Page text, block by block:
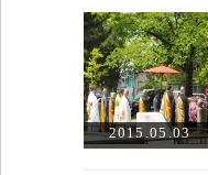
2015.05.03